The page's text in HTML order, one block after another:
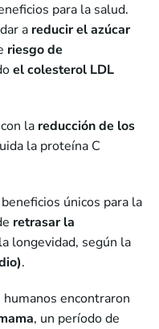
para la salud.
a reducir el azúcar
riesgo de
el colesterol LDL
la reducción de los
la proteína C
únicos para la
retrasar la
longevidad, según la
.
encontraron
, un período de